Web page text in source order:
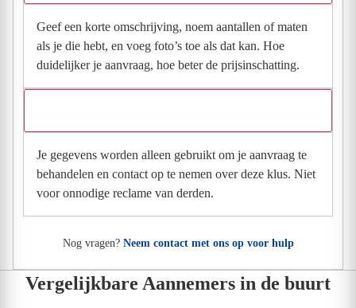
Geef een korte omschrijving, noem aantallen of maten
als je die hebt, en voeg foto’s toe als dat kan. Hoe
duidelijker je aanvraag, hoe beter de prijsinschatting.
Je gegevens worden alleen gebruikt om je aanvraag te
behandelen en contact op te nemen over deze klus. Niet
voor onnodige reclame van derden.
Nog vragen? Neem contact met ons op voor hulp
Vergelijkbare Aannemers in de buurt